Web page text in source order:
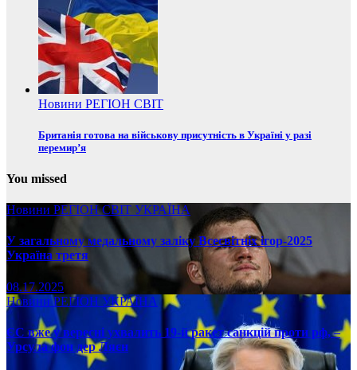
Новини РЕГІОН СВІТ
Британія готова на військову присутність в Україні у разі
перемир’я
You missed
Новини РЕГІОНСВІТ УКРАЇНА
У загальному медальному заліку Всесвітніх ігор-2025
Україна третя
08.17.2025
НовиниРЕГІОН УКРАЇНА
ЄС вже у вересні ухвалить 19-й ракет санкцій проти рф, –
Урсула фон дер Ляєн